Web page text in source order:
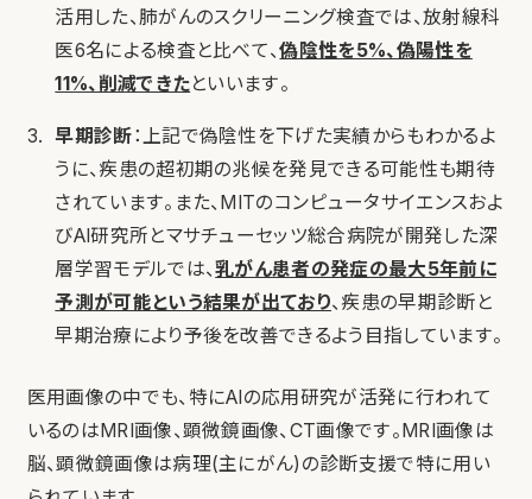
活用した、肺がんのスクリーニング検査では、放射線科
医6名による検査と比べて、偽陰性を5%、偽陽性を
11%、削減できたといいます。
早期診断：上記で偽陰性を下げた実績からもわかるよ
うに、疾患の超初期の兆候を発見できる可能性も期待
されています。また、MITのコンピュータサイエンスおよ
びAI研究所とマサチューセッツ総合病院が開発した深
層学習モデルでは、乳がん患者の発症の最大5年前に
予測が可能という結果が出ており、疾患の早期診断と
早期治療により予後を改善できるよう目指しています。
医用画像の中でも、特にAIの応用研究が活発に行われて
いるのはMRI画像、顕微鏡画像、CT画像です。MRI画像は
脳、顕微鏡画像は病理(主にがん)の診断支援で特に用い